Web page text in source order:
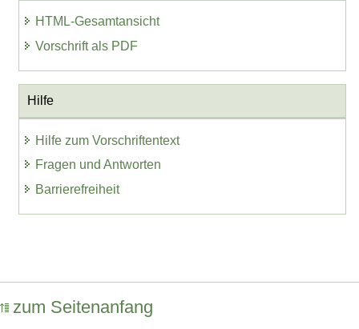
HTML-Gesamtansicht
Vorschrift als PDF
Hilfe
Hilfe zum Vorschriftentext
Fragen und Antworten
Barrierefreiheit
zum Seitenanfang